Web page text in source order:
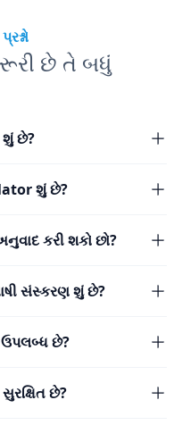
છે તે બધું
શું છે?
શું છે?
કરી શકો છો?
સંસ્કરણ શું છે?
ઉપલબ્ધ છે?
છે?